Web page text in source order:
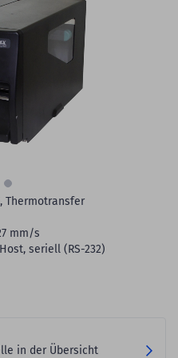
Thermotransfer
mm/s
seriell (RS-232)
in der Übersicht